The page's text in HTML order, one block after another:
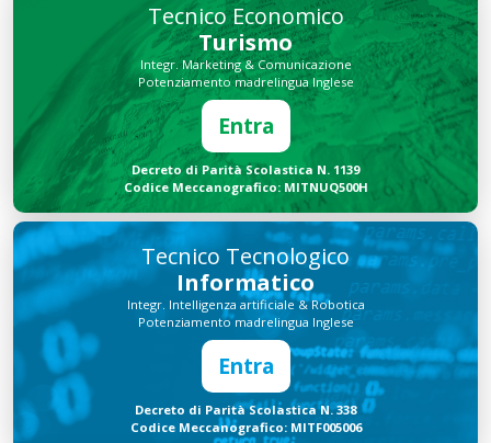
Tecnico Economico
Turismo
Integr. Marketing & Comunicazione
Potenziamento madrelingua Inglese
Entra
Decreto di Parità Scolastica N. 1139
Codice Meccanografico: MITNUQ500H
Tecnico Tecnologico
Informatico
Integr. Intelligenza artificiale & Robotica
Potenziamento madrelingua Inglese
Entra
Decreto di Parità Scolastica N. 338
Codice Meccanografico: MITF005006